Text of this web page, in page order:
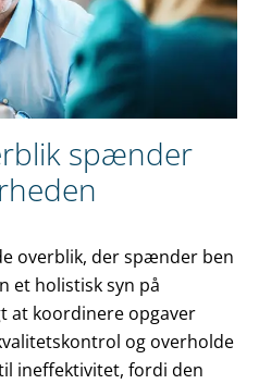
spænder
overblik, der spænder ben
et holistisk syn på
at koordinere opgaver
og overholde
ineffektivitet, fordi den